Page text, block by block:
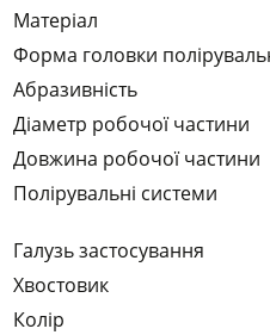
Матеріал
Форма головки
Абразивність
Діаметр робочої частини
Довжина робочої частини
Полірувальні системи
Галузь застосування
Хвостовик
Колір